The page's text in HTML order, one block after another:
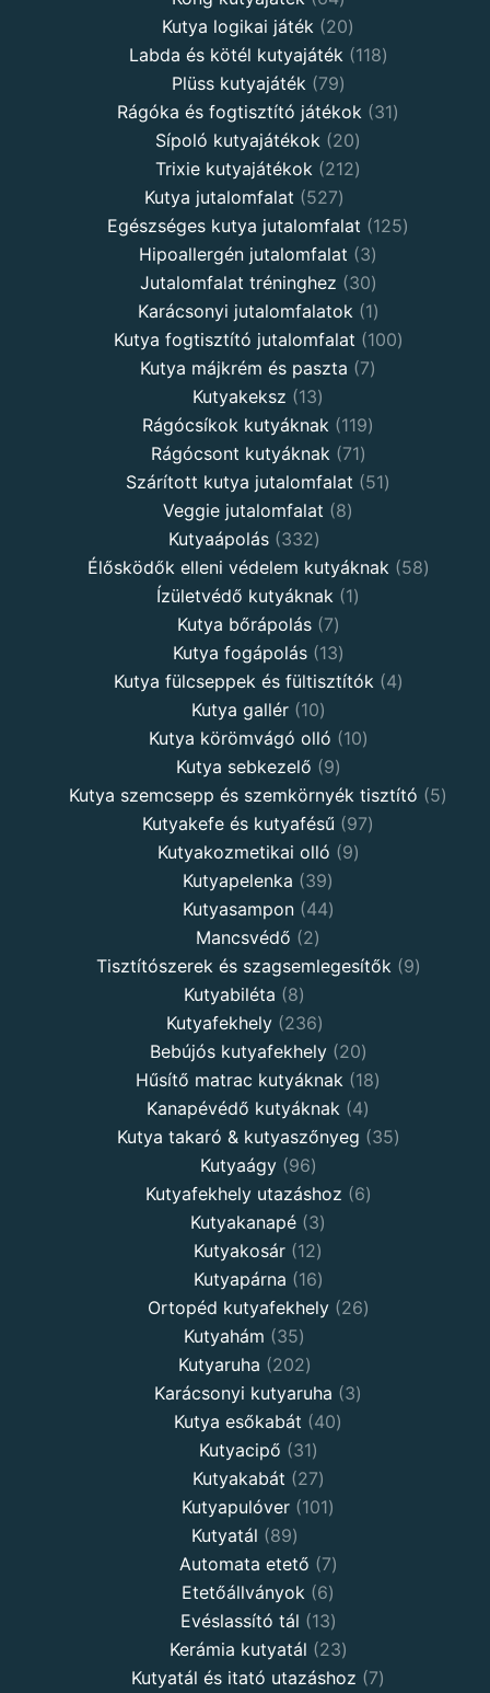
Kutya logikai játék
20
Labda és kötél kutyajáték
118
Plüss kutyajáték
79
Rágóka és fogtisztító játékok
31
Sípoló kutyajátékok
20
Trixie kutyajátékok
212
Kutya jutalomfalat
527
Egészséges kutya jutalomfalat
125
Hipoallergén jutalomfalat
3
Jutalomfalat tréninghez
30
Karácsonyi jutalomfalatok
1
Kutya fogtisztító jutalomfalat
100
Kutya májkrém és paszta
7
Kutyakeksz
13
Rágócsíkok kutyáknak
119
Rágócsont kutyáknak
71
Szárított kutya jutalomfalat
51
Veggie jutalomfalat
8
Kutyaápolás 332
Élősködők elleni védelem kutyáknak
58
Ízületvédő kutyáknak
1
Kutya bőrápolás
7
Kutya fogápolás
13
Kutya fülcseppek és fültisztítók
4
Kutya gallér
10
Kutya körömvágó olló
10
Kutya sebkezelő
9
Kutya szemcsepp és szemkörnyék tisztító
5
Kutyakefe és kutyafésű
97
Kutyakozmetikai olló
9
Kutyapelenka
39
Kutyasampon
44
Mancsvédő
2
Tisztítószerek és szagsemlegesítők
9
Kutyabiléta
8
Kutyafekhely
236
Bebújós kutyafekhely
20
Hűsítő matrac kutyáknak
18
Kanapévédő kutyáknak
4
Kutya takaró & kutyaszőnyeg
35
Kutyaágy
96
Kutyafekhely utazáshoz
6
Kutyakanapé 3
Kutyakosár 12
Kutyapárna
16
Ortopéd kutyafekhely
26
Kutyahám
35
Kutyaruha
202
Karácsonyi kutyaruha
3
Kutya esőkabát
40
Kutyacipő
31
Kutyakabát
27
Kutyapulóver 101
Kutyatál
89
Automata etető
7
Etetőállványok
6
Evéslassító tál
13
Kerámia kutyatál
23
Kutyatál és itató utazáshoz
7